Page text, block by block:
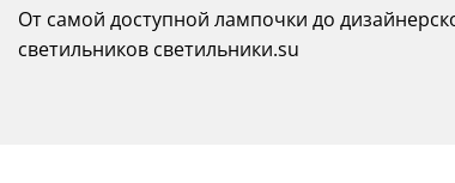
От самой доступной лампочки до
светильников светильники.su